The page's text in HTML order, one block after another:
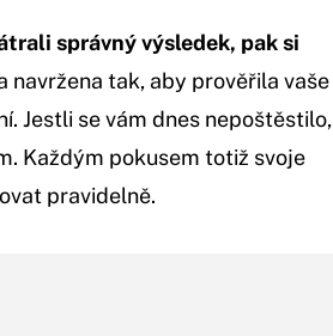
správný výsledek, pak si
navržena tak, aby prověřila vaše
Jestli se vám dnes nepoštěstilo,
Každým pokusem totiž svoje
pravidelně.